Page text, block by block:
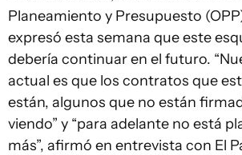
Planeamiento y Presupuesto
expresó esta semana que este
debería continuar en el futuro.
actual es que los contratos que
están, algunos que no están
viendo” y “para adelante no está
más”, afirmó en entrevista con El